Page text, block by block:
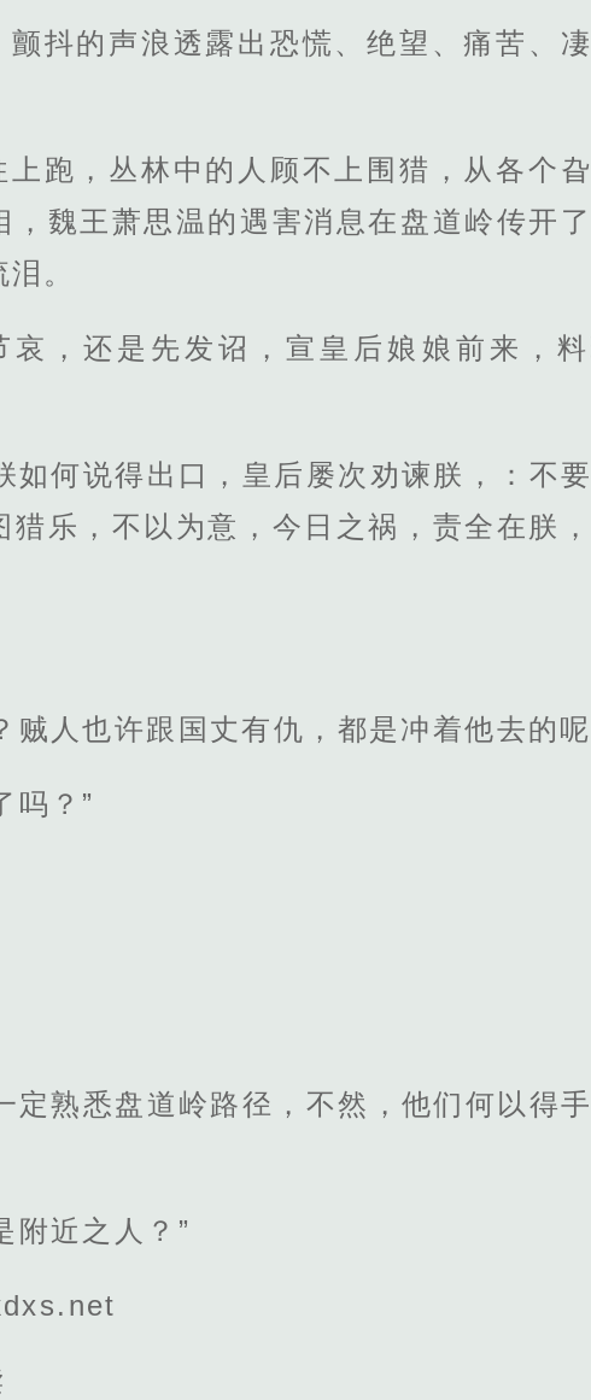
抖的声浪透露出恐慌、绝望、痛苦、
跑，丛林中的人顾不上围猎，从各个
魏王萧思温的遇害消息在盘道岭传开
。
，还是先发诏，宣皇后娘娘前来，
如何说得出口，皇后屡次劝谏朕，：不
乐，不以为意，今日之祸，责全在朕
贼人也许跟国丈有仇，都是冲着他去的呢
吗？”
熟悉盘道岭路径，不然，他们何以得手
附近之人？”